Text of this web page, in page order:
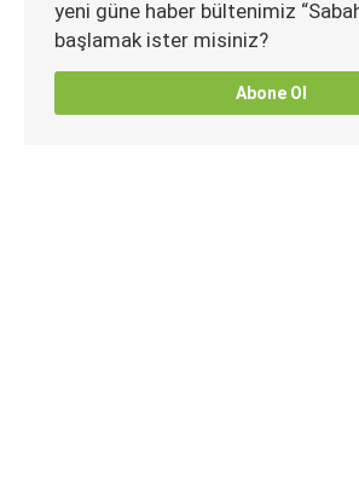
yeni güne haber bültenimiz
başlamak ister misiniz?
Abone Ol